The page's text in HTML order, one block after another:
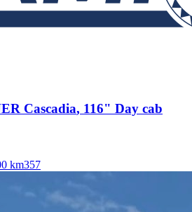
Cascadia, 116" Day cab
km357